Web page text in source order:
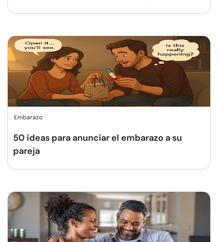
Embarazo
50 ideas para anunciar el embarazo a su
pareja